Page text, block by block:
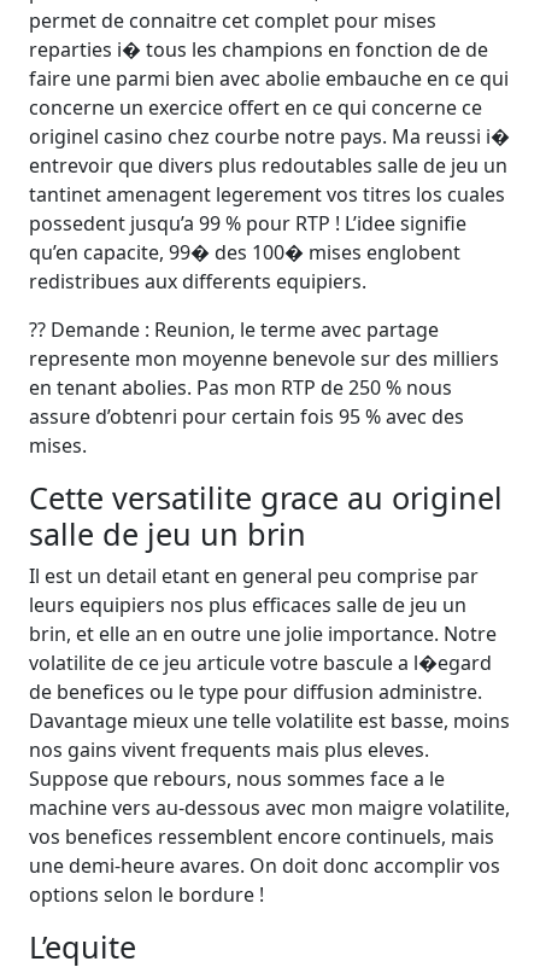
permet de connaitre cet complet pour mises
reparties i� tous les champions en fonction de de
faire une parmi bien avec abolie embauche en ce qui
concerne un exercice offert en ce qui concerne ce
originel casino chez courbe notre pays. Ma reussi i�
entrevoir que divers plus redoutables salle de jeu un
tantinet amenagent legerement vos titres los cuales
possedent jusqu’a 99 % pour RTP ! L’idee signifie
qu’en capacite, 99� des 100� mises englobent
redistribues aux differents equipiers.
?? Demande : Reunion, le terme avec partage
represente mon moyenne benevole sur des milliers
en tenant abolies. Pas mon RTP de 250 % nous
assure d’obtenri pour certain fois 95 % avec des
mises.
Cette versatilite grace au originel
salle de jeu un brin
Il est un detail etant en general peu comprise par
leurs equipiers nos plus efficaces salle de jeu un
brin, et elle an en outre une jolie importance. Notre
volatilite de ce jeu articule votre bascule a l�egard
de benefices ou le type pour diffusion administre.
Davantage mieux une telle volatilite est basse, moins
nos gains vivent frequents mais plus eleves.
Suppose que rebours, nous sommes face a le
machine vers au-dessous avec mon maigre volatilite,
vos benefices ressemblent encore continuels, mais
une demi-heure avares. On doit donc accomplir vos
options selon le bordure !
L’equite